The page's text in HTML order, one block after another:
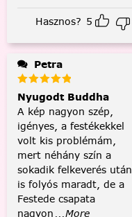
Hasznos? 5
Petra
Nyugodt Buddha
A kép nagyon szép,
igényes, a festékekkel
volt kis problémám,
mert néhány szín a
sokadik felkeverés után
is folyós maradt, de a
Festede csapata
nagyon ...More